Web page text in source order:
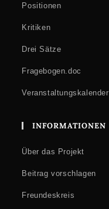
Positionen
Kritiken
Drei Sätze
Fragebogen.doc
Veranstaltungskalender
INFORMATIONEN
Über das Projekt
Beitrag vorschlagen
Freundeskreis